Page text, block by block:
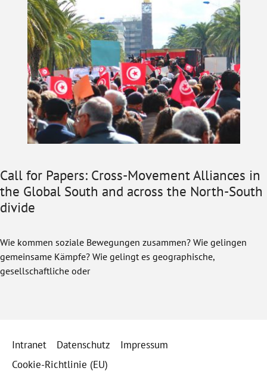
Call for Papers: Cross-Movement Alliances in
the Global South and across the North-South
divide
Wie kommen soziale Bewegungen zusammen? Wie gelingen
gemeinsame Kämpfe? Wie gelingt es geographische,
gesellschaftliche oder
Intranet Datenschutz
Impressum
Cookie-Richtlinie (EU)